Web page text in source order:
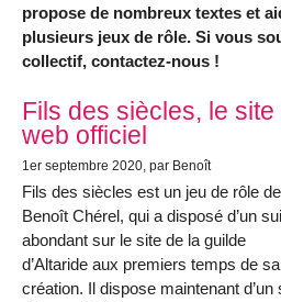
propose de nombreux textes et
plusieurs jeux de rôle. Si vous
collectif, contactez-nous !
Articles les plus récents
Fils des siècles, le site
web officiel
1er septembre 2020 , par Benoît
Fils des siècles est un jeu de rôle de
Benoît Chérel, qui a disposé d’un
abondant sur le site de la guilde
d’Altaride aux premiers temps de sa
création. Il dispose maintenant d’un